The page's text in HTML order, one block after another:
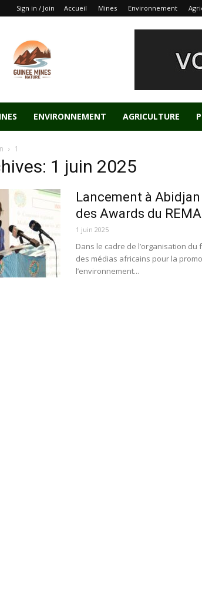
Sign in / Join Accueil Mines Environnement
ENVIRONNEMENT AGRICULTURE
1
1 juin 2025
Lancement à
des Awards du
1 juin 2025
Dans le cadre de l’organisation
des médias africains pour la
l’environnement...